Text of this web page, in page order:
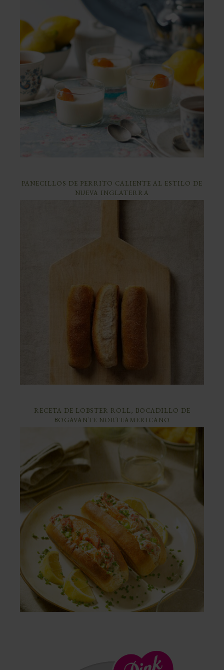
PANECILLOS DE PERRITO CALIENTE AL ESTILO DE
NUEVA INGLATERRA
RECETA DE LOBSTER ROLL, BOCADILLO DE
BOGAVANTE NORTEAMERICANO